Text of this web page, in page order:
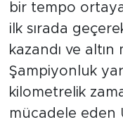
bir tempo
ilk sırada
kazandı ve
Şampiyonluk
kilometrelik
mücadele eden